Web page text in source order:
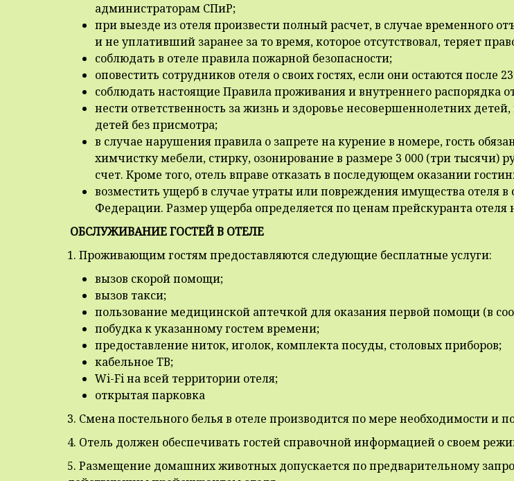
администраторам СПиР;
при выезде из отеля произвести полный расчет, в случае временного
и не уплативший заранее за то время, которое отсутствовал, теряет
соблюдать в отеле правила пожарной безопасности;
оповестить сотрудников отеля о своих гостях, если они остаются после
соблюдать настоящие Правила проживания и внутреннего распорядка
нести ответственность за жизнь и здоровье несовершеннолетних
детей без присмотра;
в случае нарушения правила о запрете на курение в номере, гость
химчистку мебели, стирку, озонирование в размере 3 000 (три тысячи)
счет. Кроме того, отель вправе отказать в последующем оказании
возместить ущерб в случае утраты или повреждения имущества отеля
Федерации. Размер ущерба определяется по ценам прейскуранта
ОБСЛУЖИВАНИЕ ГОСТЕЙ В ОТЕЛЕ
1. Проживающим гостям предоставляются следующие бесплатные услуги:
вызов скорой помощи;
вызов такси;
пользование медицинской аптечкой для оказания первой помощи (в
побудка к указанному гостем времени;
предоставление ниток, иголок, комплекта посуды, столовых приборов;
кабельное ТВ;
Wi-Fi на всей территории отеля;
открытая парковка
3. Смена постельного белья в отеле производится по мере необходимости и
4. Отель должен обеспечивать гостей справочной информацией о своем
5. Размещение домашних животных допускается по предварительному